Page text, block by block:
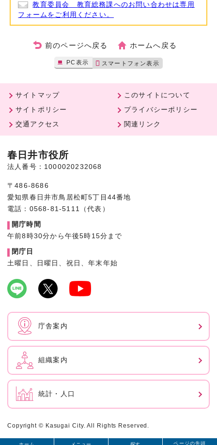
教育委員会 教育総務課へのお問い合わせは専用
フォームをご利用ください。
前のページへ戻る ホームへ戻る
PC表示 スマートフォン表示
ページの先頭
サイトマップ
このサイトについて
サイトポリシー
プライバシーポリシー
交通アクセス
関連リンク
春日井市役所
法人番号：1000020232068
〒486-8686
愛知県春日井市鳥居松町5丁目44番地
電話：0568-81-5111（代表）
開庁時間
午前8時30分から午後5時15分まで
閉庁日
土曜日、日曜日、祝日、年末年始
庁舎案内
組織案内
統計・人口
Copyright © Kasugai City. All Rights Reserved.